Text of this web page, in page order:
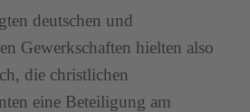
deutschen und
Gewerkschaften hielten also
die christlichen
eine Beteiligung am